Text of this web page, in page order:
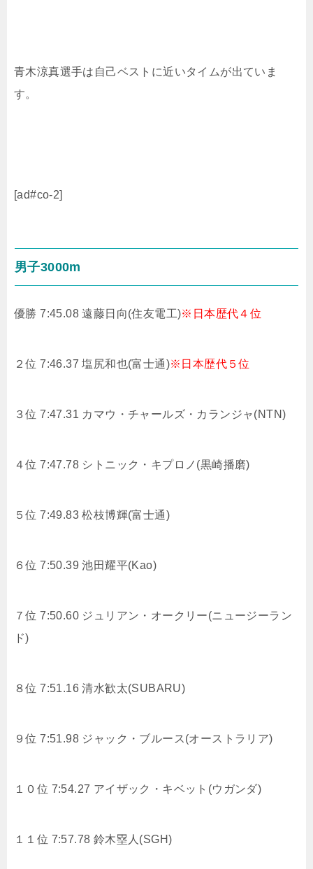
青木涼真選手は自己ベストに近いタイムが出ていま
す。
[ad#co-2]
男子3000m
優勝 7:45.08 遠藤日向(住友電工)※日本歴代４位
２位 7:46.37 塩尻和也(富士通)※日本歴代５位
３位 7:47.31 カマウ・チャールズ・カランジャ(NTN)
４位 7:47.78 シトニック・キプロノ(黒崎播磨)
５位 7:49.83松枝博輝(富士通)
６位 7:50.39池田耀平(Kao)
７位 7:50.60 ジュリアン・オークリー(ニュージーラン
ド)
８位 7:51.16清水歓太(SUBARU)
９位 7:51.98 ジャック・ブルース(オーストラリア)
１０位 7:54.27 アイザック・キベット(ウガンダ)
１１位 7:57.78 鈴木塁人(SGH)